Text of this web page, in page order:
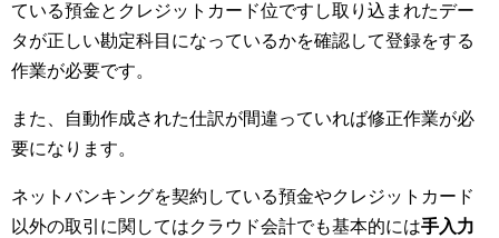
ている預金とクレジットカード位ですし取り込まれたデー
タが正しい勘定科目になっているかを確認して登録をする
作業が必要です。
また、自動作成された仕訳が間違っていれば修正作業が必
要になります。
ネットバンキングを契約している預金やクレジットカード
以外の取引に関してはクラウド会計でも基本的には手入力